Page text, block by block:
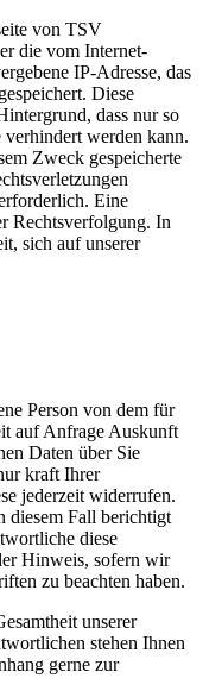
von TSV
die vom Internet-
IP-Adresse, das
Diese
dass nur so
werden kann.
Zweck gespeicherte
Eine
Rechtsverfolgung. In
sich auf unserer
Person von dem für
auf Anfrage Auskunft
Daten über Sie
kraft Ihrer
jederzeit widerrufen.
diesem Fall berichtigt
diese
Hinweis, sofern wir
zu beachten haben.
unserer
stehen Ihnen
gerne zur